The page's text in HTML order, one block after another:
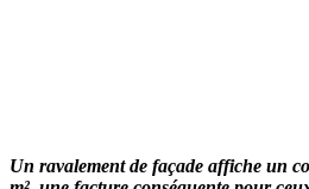
Un ravalement de façade affiche un